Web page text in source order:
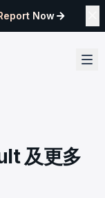
Now
及更多